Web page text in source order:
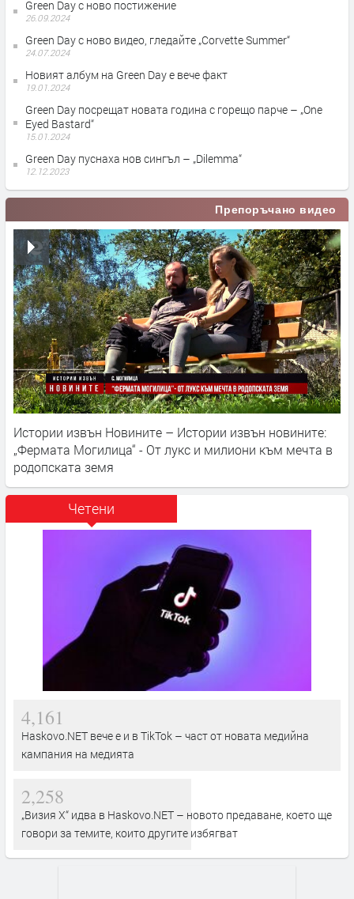
Green Day с ново постижение
26.09.2024
Green Day с ново видео, гледайте „Corvette Summer“
24.07.2024
Новият албум на Green Day е вече факт
19.01.2024
Green Day посрещат новата година с горещо парче – „One
Eyed Bastard“
15.01.2024
Green Day пуснаха нов сингъл – „Dilemma“
12.12.2023
Препоръчано видео
Истории извън Новините – Истории извън новините:
„Фермата Могилица“ - От лукс и милиони към мечта в
родопската земя
Четени
4,161
Haskovo.NET вече е и в TikTok – част от новата медийна
кампания на медията
2,258
„Визия Х“ идва в Haskovo.NET – новото предаване, което ще
говори за темите, които другите избягват